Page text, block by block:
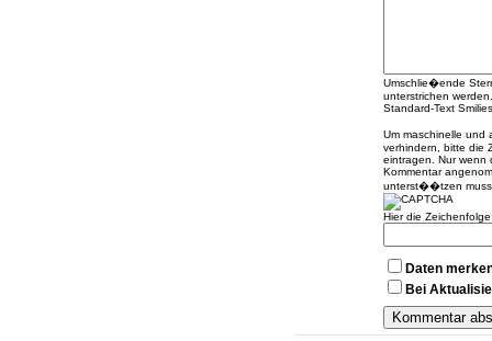
Umschlie�ende
unterstrichen werden.
Standard-Text
Um maschinelle
verhindern, bitte die
eintragen. Nur wenn
Kommentar
unterst��tzen muss
Hier die
Daten
Bei